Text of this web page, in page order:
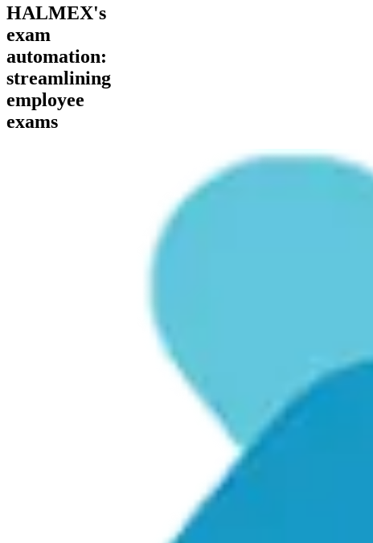
HALMEX's
exam
automation:
streamlining
employee
exams